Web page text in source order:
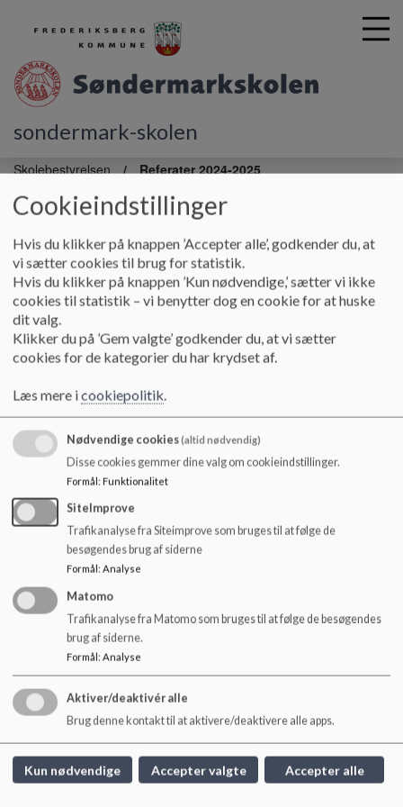
sondermark-skolen
Skolebestyrelsen Referater 2024-2025
Referater 2024-2025
Referater fra skolebestyrelsesmøder 2024-25
SB-møder:
Referat af møde torsdag d. 22. august2024
Referat af møde mandag d. 24. september
Referat af møde mandag d. 9. december
Referat af møde onsdag d. 15. januar 2025
Referat af møde torsdag d. 27. februar 2025
Referat af møde onsdag d. 2. april 2025
Referat af møde tirsdag d. 6. maj 2025
Referat af møde tirsdag d. 17. juni 2025
Kontaktforældremøder:
Referat af møde tirsdag d. 12. november
Søndermarkskolen
Hoffmeyersvej 32, 2000 Frb.
sondermarkskolen@frederiksberg.dk
+45 3821 0950
EAN NR. 5798009172068
Cookieindstillinger
Hvis du klikker på knappen ’Accepter alle’, godkender du, at
vi sætter cookies til brug for statistik.
Hvis du klikker på knappen ’Kun nødvendige,’ sætter vi ikke
cookies til statistik – vi benytter dog en cookie for at huske
dit valg.
Klikker du på ’Gem valgte’ godkender du, at vi sætter
cookies for de kategorier du har krydset af.
Læs mere icookiepolitik.
Nødvendige cookies(altid nødvendig)
Disse cookies gemmer dine valg om cookieindstillinger.
Formål: Funktionalitet
SiteImprove
Trafikanalyse fra Siteimprove som bruges til at følge de
besøgendes brug af siderne
Formål : Analyse
Matomo
Trafikanalyse fra Matomo som bruges til at følge de besøgendes
brug af siderne.
Formål: Analyse
Aktiver/deaktivér alle
Brug denne kontakt til at aktivere/deaktivere alle apps.
Kun nødvendige Accepter valgte Accepter alle